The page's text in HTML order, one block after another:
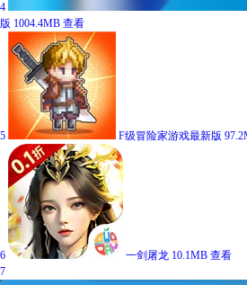
4
版 1004.4MB 查看
5 F级冒险家游戏最新版
6 一剑屠龙 10.1MB 查看
7